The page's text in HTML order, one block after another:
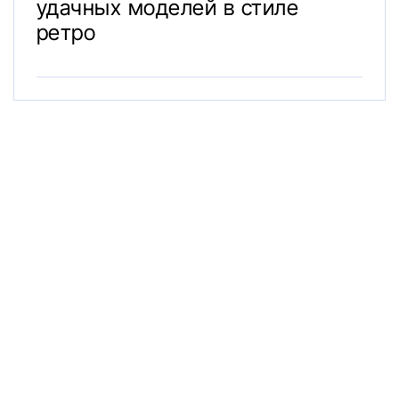
удачных моделей в стиле
ретро